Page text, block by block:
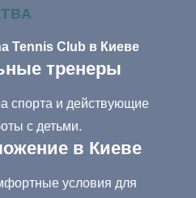
Tennis Club в Киеве
тренеры
спорта и действующие
с детьми.
в Киеве
условия для